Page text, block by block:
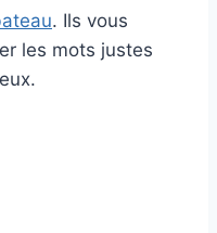
. Ils vous
les mots justes